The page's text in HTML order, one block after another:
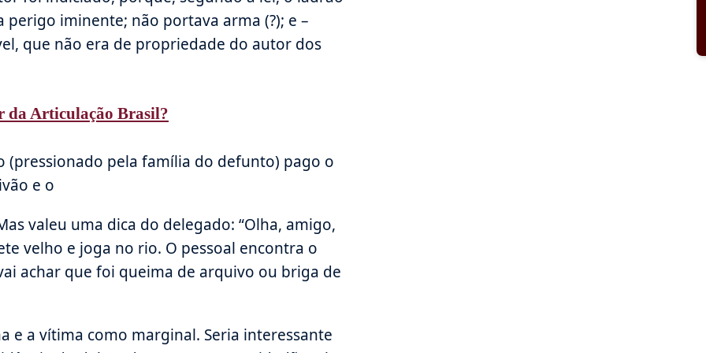
iminente; não portava arma (?); e –
que não era de propriedade do autor dos
da Articulação Brasil?
(pressionado pela família do defunto) pago o
e o
valeu uma dica do delegado: “Olha, amigo,
velho e joga no rio. O pessoal encontra o
achar que foi queima de arquivo ou briga de
e a vítima como marginal. Seria interessante